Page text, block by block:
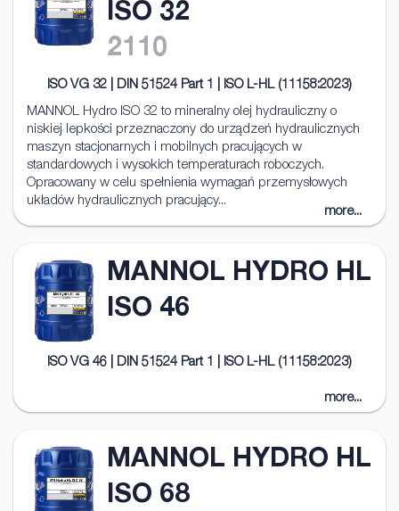
ISO 32
2110
ISO VG 32 | DIN 51524 Part 1 | ISO L-HL (11158:2023)
MANNOL Hydro ISO 32 to mineralny olej hydrauliczny o
niskiej lepkości przeznaczony do urządzeń hydraulicznych
maszyn stacjonarnych i mobilnych pracujących w
standardowych i wysokich temperaturach roboczych.
Opracowany w celu spełnienia wymagań przemysłowych
układów hydraulicznych pracujący...
more...
MANNOL HYDRO HL
ISO 46
ISO VG 46 | DIN 51524 Part 1 | ISO L-HL (11158:2023)
more...
MANNOL HYDRO HL
ISO 68